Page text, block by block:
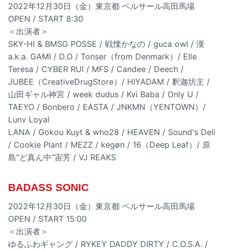
2022年12月30日（金）東京都 ベルサール高田馬場
OPEN / START 8:30
＜出演者＞
SKY-HI & BMSG POSSE / 戦慄かなの / guca owl / 漢
a.k.a. GAMI / D.O / Tonser（from Denmark）/ Elle
Teresa / CYBER RUI / MFS / Candee / Deech /
JUBEE（CreativeDrugStore）/ HIYADAM / 釈迦坊主 /
山田ギャル神宮 / week dudus / Kvi Baba / Only U /
TAEYO / Bonbero / EASTA / JNKMN（YENTOWN）/
Lunv Loyal
LANA / Gokou Kuyt & who28 / HEAVEN / Sound's Deli
/ Cookie Plant / MEZZ / kegøn / 16（Deep Leaf）/ 原
島“ど真ん中”宙芳 / VJ REAKS
BADASS SONIC
2022年12月30日（金）東京都 ベルサール高田馬場
OPEN / START 15:00
＜出演者＞
ゆるふわギャング / RYKEY DADDY DIRTY / C.O.S.A. /